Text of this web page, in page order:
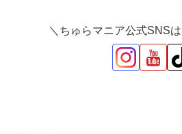
＼ちゅらマニア公式SNS